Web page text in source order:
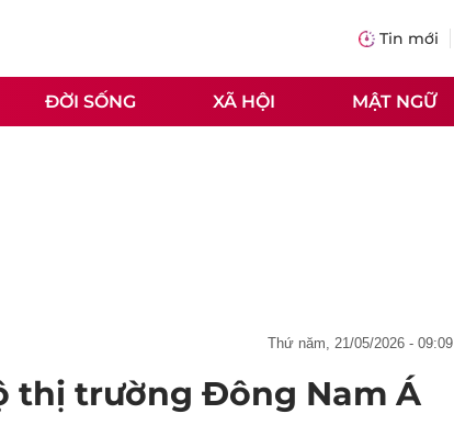
Tin mới
ĐỜI SỐNG XÃ HỘI MẬT NGỮ
thứ năm, 21/05/2026 - 09:09
thị trường Đông Nam Á